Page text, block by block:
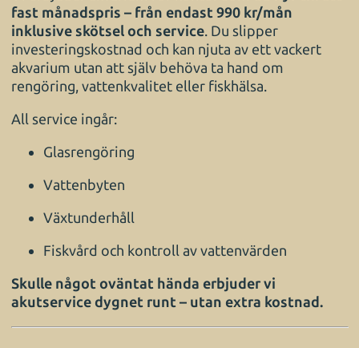
fast månadspris – från endast 990 kr/mån
inklusive skötsel och service. Du slipper
investeringskostnad och kan njuta av ett vackert
akvarium utan att själv behöva ta hand om
rengöring, vattenkvalitet eller fiskhälsa.
All service ingår:
Glasrengöring
Vattenbyten
Växtunderhåll
Fiskvård och kontroll av vattenvärden
Skulle något oväntat hända erbjuder vi
akutservice dygnet runt – utan extra kostnad.